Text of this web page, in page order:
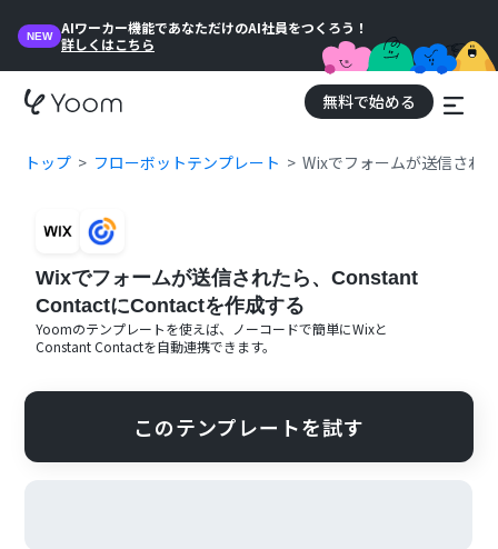
NEW
AIワーカー機能であなただけのAI社員をつくろう！
詳しくはこちら
無料で始める
トップ フローボットテンプレート Wixでフォームが送信さ
Wixでフォームが送信されたら、Constant
ContactにContactを作成する
Yoomのテンプレートを使えば、ノーコードで簡単にWixと
Constant Contactを自動連携できます。
このテンプレートを試す